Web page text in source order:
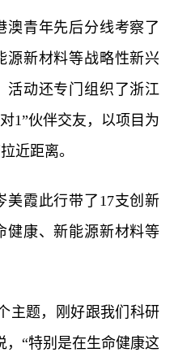
青年先后分线考察了
源新材料等战略性新兴
活动还专门组织了浙江
1”伙伴交友，以项目为
近距离。
霞此行带了17支创新
健康、新能源新材料等
题，刚好跟我们科研
，“特别是在生命健康这